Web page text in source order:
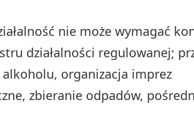
nie może wymagać
działalności regulowanej;
organizacja imprez
zbieranie odpadów,